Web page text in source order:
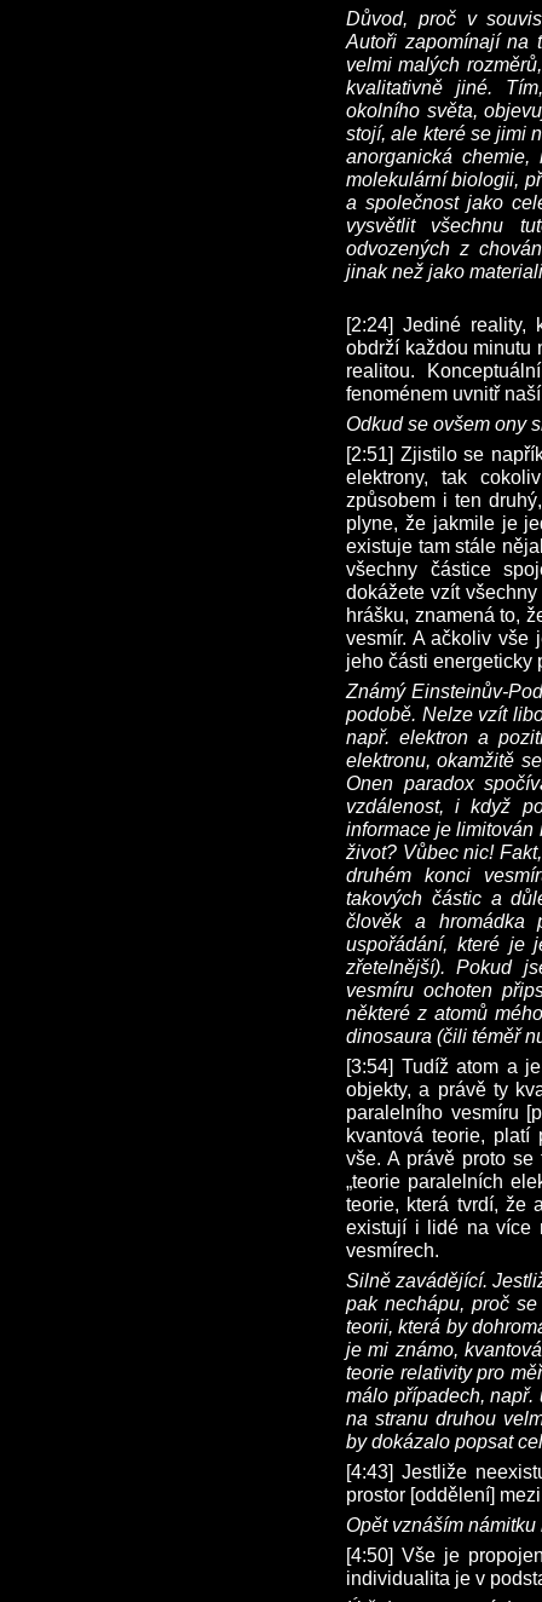
Důvod, proč v
Autoři zapomínají na
velmi malých
kvalitativně jiné.
okolního světa,
stojí, ale které se jimi
anorganická
molekulární biologii,
a společnost jako
vysvětlit všechnu
odvozených z
jinak než jako
[2:24] Jediné reality,
obdrží každou minutu
realitou.
fenoménem uvnitř
Odkud se ovšem ony
[2:51] Zjistilo se
elektrony, tak
způsobem i ten
plyne, že jakmile je
existuje tam stále
všechny částice
dokážete vzít
hrášku, znamená to,
vesmír. A ačkoliv vše
jeho části energeticky
Známý Einsteinův-
podobě. Nelze vzít
např. elektron a
elektronu, okamžitě
Onen paradox
vzdálenost, i když
informace je limitován
život? Vůbec nic!
druhém konci
takových částic a
člověk a hromádka
uspořádání, které je
zřetelnější). Pokud
vesmíru ochoten
některé z atomů
dinosaura (čili téměř
[3:54] Tudíž atom a
objekty, a právě ty
paralelního vesmíru
kvantová teorie, platí
vše. A právě proto se
„teorie paralelních
teorie, která tvrdí, že
existují i lidé na více
vesmírech.
Silně zavádějící.
pak nechápu, proč
teorii, která by
je mi známo,
teorie relativity pro
málo případech, např.
na stranu druhou
by dokázalo popsat
[4:43] Jestliže
prostor [oddělení]
Opět vznáším
[4:50] Vše je
individualita je v